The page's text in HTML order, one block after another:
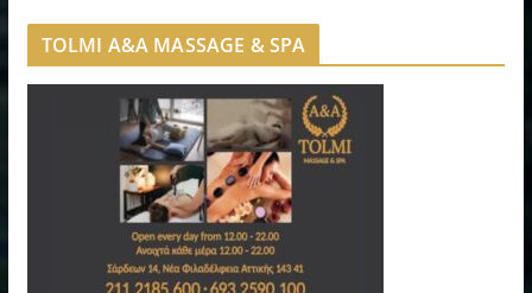
TOLMI A&A MASSAGE & SPA